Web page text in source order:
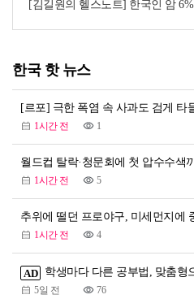
한국 핫 뉴스
1시간 전 1
1시간 전 5
1시간 전 4
AD
5일 전 76